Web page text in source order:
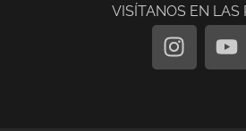
VISÍTANOS EN LAS
I
n
Y
o